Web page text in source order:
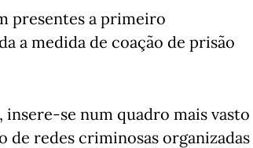
presentes a primeiro
a medida de coação de prisão
insere-se num quadro mais vasto
de redes criminosas organizadas